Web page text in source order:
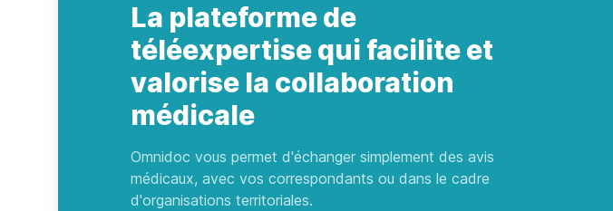
La plateforme de
téléexpertise qui facilite et
valorise la collaboration
médicale
Omnidoc vous permet d'échanger simplement des avis
médicaux, avec vos correspondants ou dans le cadre
d'organisations territoriales.